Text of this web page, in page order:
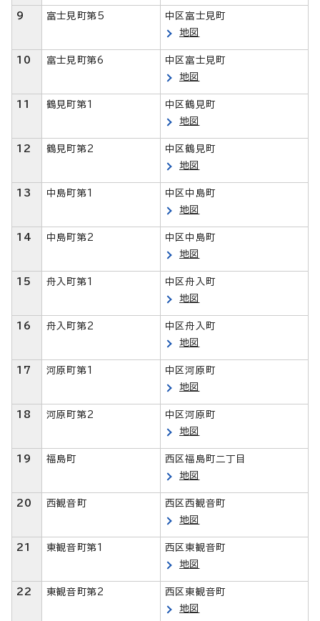
9 富士見町第5
中区富士見町
地図
10 富士見町第6
中区富士見町
地図
11 鶴見町第1
中区鶴見町
地図
12 鶴見町第2
中区鶴見町
地図
13 中島町第1
中区中島町
地図
14 中島町第2
中区中島町
地図
15 舟入町第1
中区舟入町
地図
16 舟入町第2
中区舟入町
地図
17 河原町第1
中区河原町
地図
18 河原町第2
中区河原町
地図
19 福島町
西区福島町二丁目
地図
20 西観音町
西区西観音町
地図
21 東観音町第1
西区東観音町
地図
22 東観音町第2
西区東観音町
地図